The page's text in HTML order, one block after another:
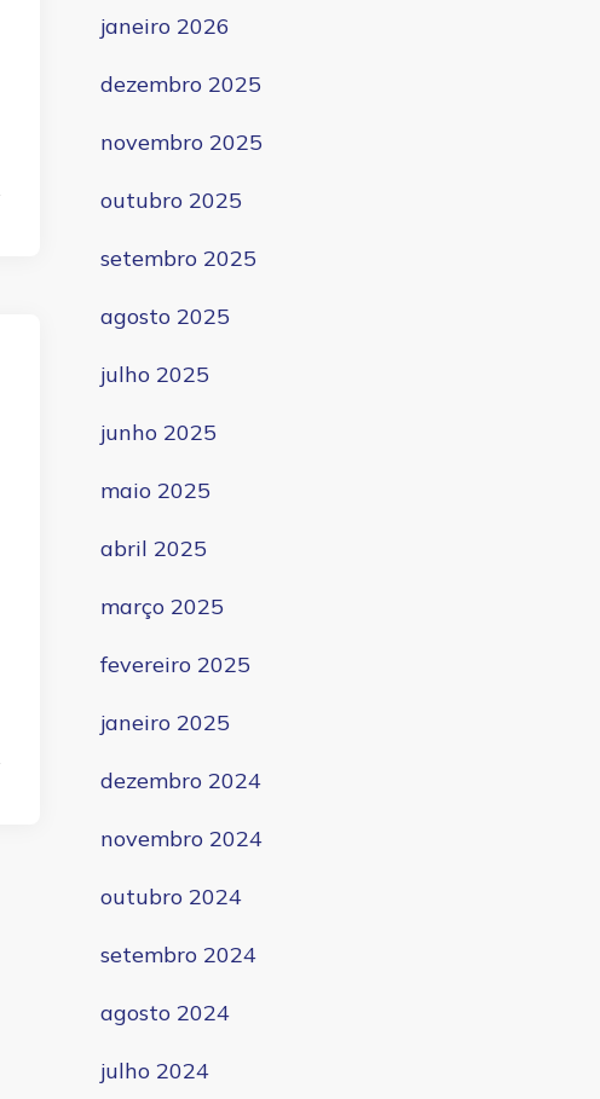
janeiro 2026
dezembro 2025
novembro 2025
outubro 2025
setembro 2025
agosto 2025
julho 2025
junho 2025
maio 2025
abril 2025
março 2025
fevereiro 2025
janeiro 2025
dezembro 2024
novembro 2024
outubro 2024
setembro 2024
agosto 2024
julho 2024